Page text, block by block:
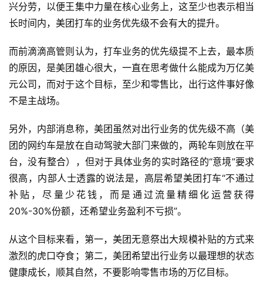
兴分劳，以便王集中力量在核心业务上，这至少也表示相当
长时间内，美团打车的业务优先级不会有大的提升。
而前滴滴高管则认为，打车业务的优先级提不上去，最本质
的原因，是美团雄心很大，一直在思考做什么能成为万亿美
元公司，而对于这个目标，至少和零售比，出行这件事好像
不是主战场。
另外，内部消息称，美团虽然对出行业务的优先级不高（美
团的网约车是放在自动驾驶大部门来做的，两轮车则放在平
台，没有整合），但对于具体业务的实时路径的“意境”要求
很高，内部人士透露的说法是，高层希望美团打车“不通过
补贴，尽量少花钱，而是通过流量精细化运营获得
20%-30%份额，还希望业务盈利不亏损”。
从这个目标来看，第一，美团无意祭出大规模补贴的方式来
激烈的虎口夺食；第二，美团希望出行业务以最理想的状态
健康成长，顺其自然，不要影响零售市场的万亿目标。